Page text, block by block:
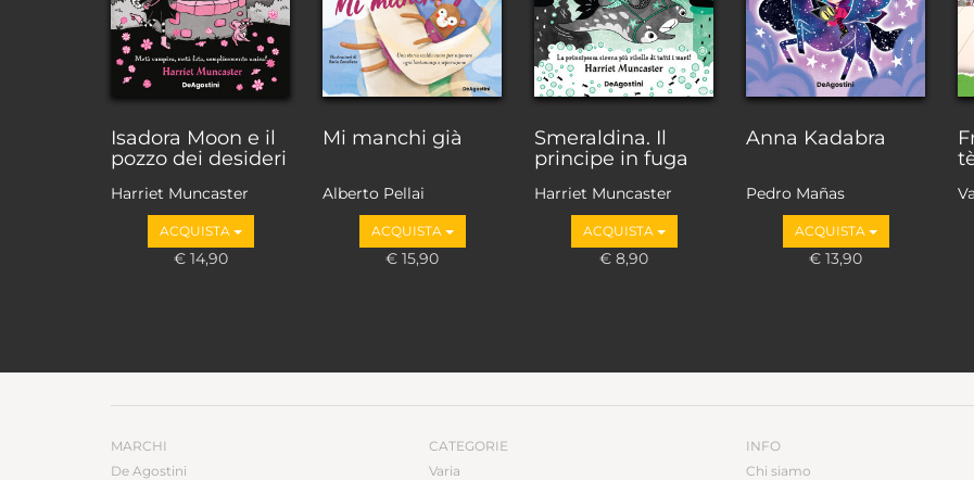
Isadora Moon e il
pozzo dei desideri
Harriet Muncaster
ACQUISTA
€ 14,90
Mi manchi già
Alberto Pellai
ACQUISTA
€ 15,90
Smeraldina. Il
principe in fuga
Harriet Muncaster
ACQUISTA
€ 8,90
Anna Kadabra
Pedro Mañas
ACQUISTA
€ 13,90
MARCHI
De Agostini
CATEGORIE
Varia
INFO
Chi siamo